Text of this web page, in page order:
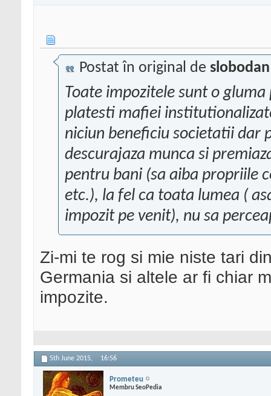
Postat în original de slobodan
Toate impozitele sunt o
platesti mafiei
niciun beneficiu societatii dar
descurajaza munca si
pentru bani (sa aiba propriile
etc.), la fel ca toata lumea (
impozit pe venit), nu sa
Zi-mi te rog si mie niste tari
Germania si altele ar fi chiar
impozite.
5th June 2015, 16:56
Prometeu
Membru SeoPedia